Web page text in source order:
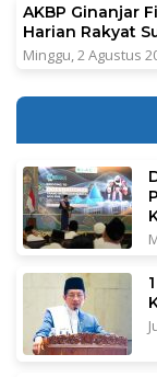
AKBP Ginanjar
Harian Rakyat
Minggu, 2 Agustus